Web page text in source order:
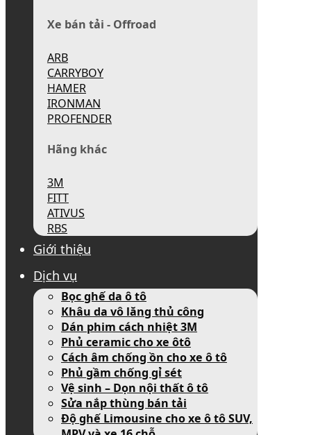
Xe bán tải - Offroad
ARB
CARRYBOY
HAMER
IRONMAN
PROFENDER
Hãng khác
3M
FITT
ATIVUS
RBS
Giới thiệu
Dịch vụ
Bọc ghế da ô tô
Khâu da vô lăng thủ công
Dán phim cách nhiệt 3M
Phủ ceramic cho xe ôtô
Cách âm chống ồn cho xe ô tô
Phủ gầm chống gỉ sét
Vệ sinh – Dọn nội thất ô tô
Sửa nắp thùng bán tải
Độ ghế Limousine cho xe ô tô SUV,